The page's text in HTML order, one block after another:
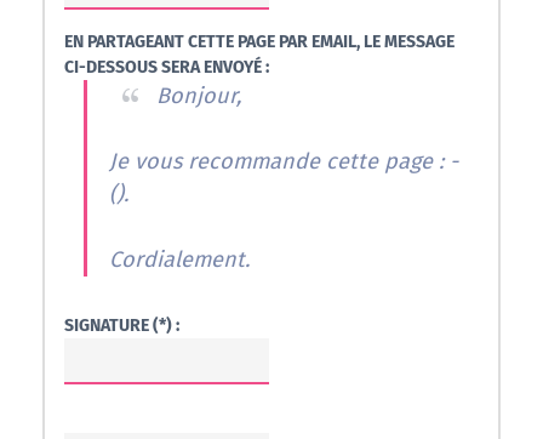
EN PARTAGEANT CETTE PAGE PAR EMAIL, LE MESSAGE
CI-DESSOUS SERA ENVOYÉ :
Bonjour,
Je vous recommande cette page : -
().
Cordialement.
SIGNATURE (*) :